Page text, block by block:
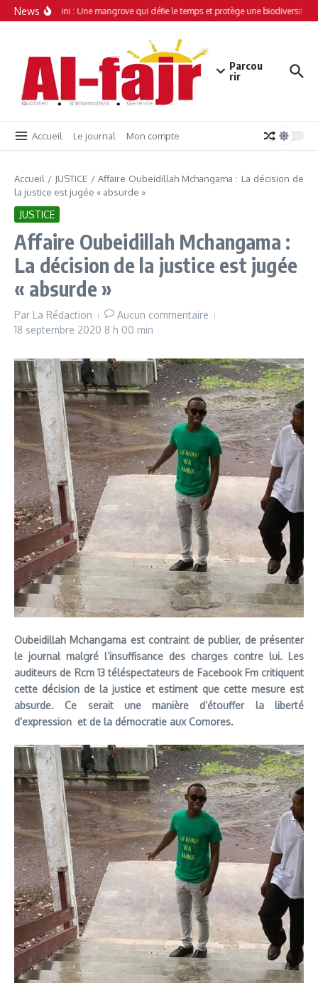
Aller au contenu
News
Simamboini : Une mangrove qui défie le temps et protège une biodiversité
Parcou
rir
Accueil Le journal Mon compte
Accueil / JUSTICE / Affaire Oubeidillah Mchangama : La décision de
la justice est jugée « absurde »
JUSTICE
Affaire Oubeidillah Mchangama :
La décision de la justice est jugée
« absurde »
Par La Rédaction
Aucun commentaire
18 septembre 2020 8 h 00 min
Oubeidillah Mchangama est contraint de publier, de présenter
le journal malgré l’insuffisance des charges contre lui. Les
auditeurs de Rcm 13 téléspectateurs de Facebook Fm critiquent
cette décision de la justice et estiment que cette mesure est
absurde. Ce serait une manière d’étouffer la liberté
d’expression et de la démocratie aux Comores.